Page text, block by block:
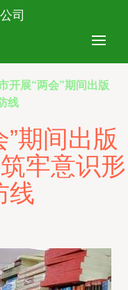
司
开展“两会”期间出版
线
期间出版
牢意识形
线